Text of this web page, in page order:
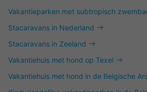
Vakantieparken met subtropisch
Stacaravans in Nederland
Stacaravans in Zeeland
Vakantiehuis met hond op Texel
Vakantiehuis met hond in de Belgische